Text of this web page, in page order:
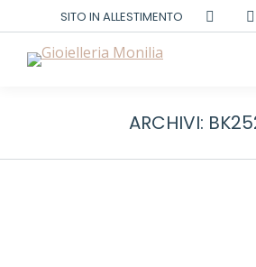
SITO IN ALLESTIMENTO
ARCHIVI: